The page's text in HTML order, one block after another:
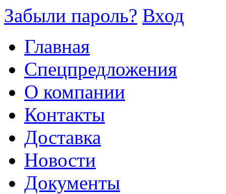
Забыли пароль? Вход
Главная
Спецпредложения
О компании
Контакты
Доставка
Новости
Документы